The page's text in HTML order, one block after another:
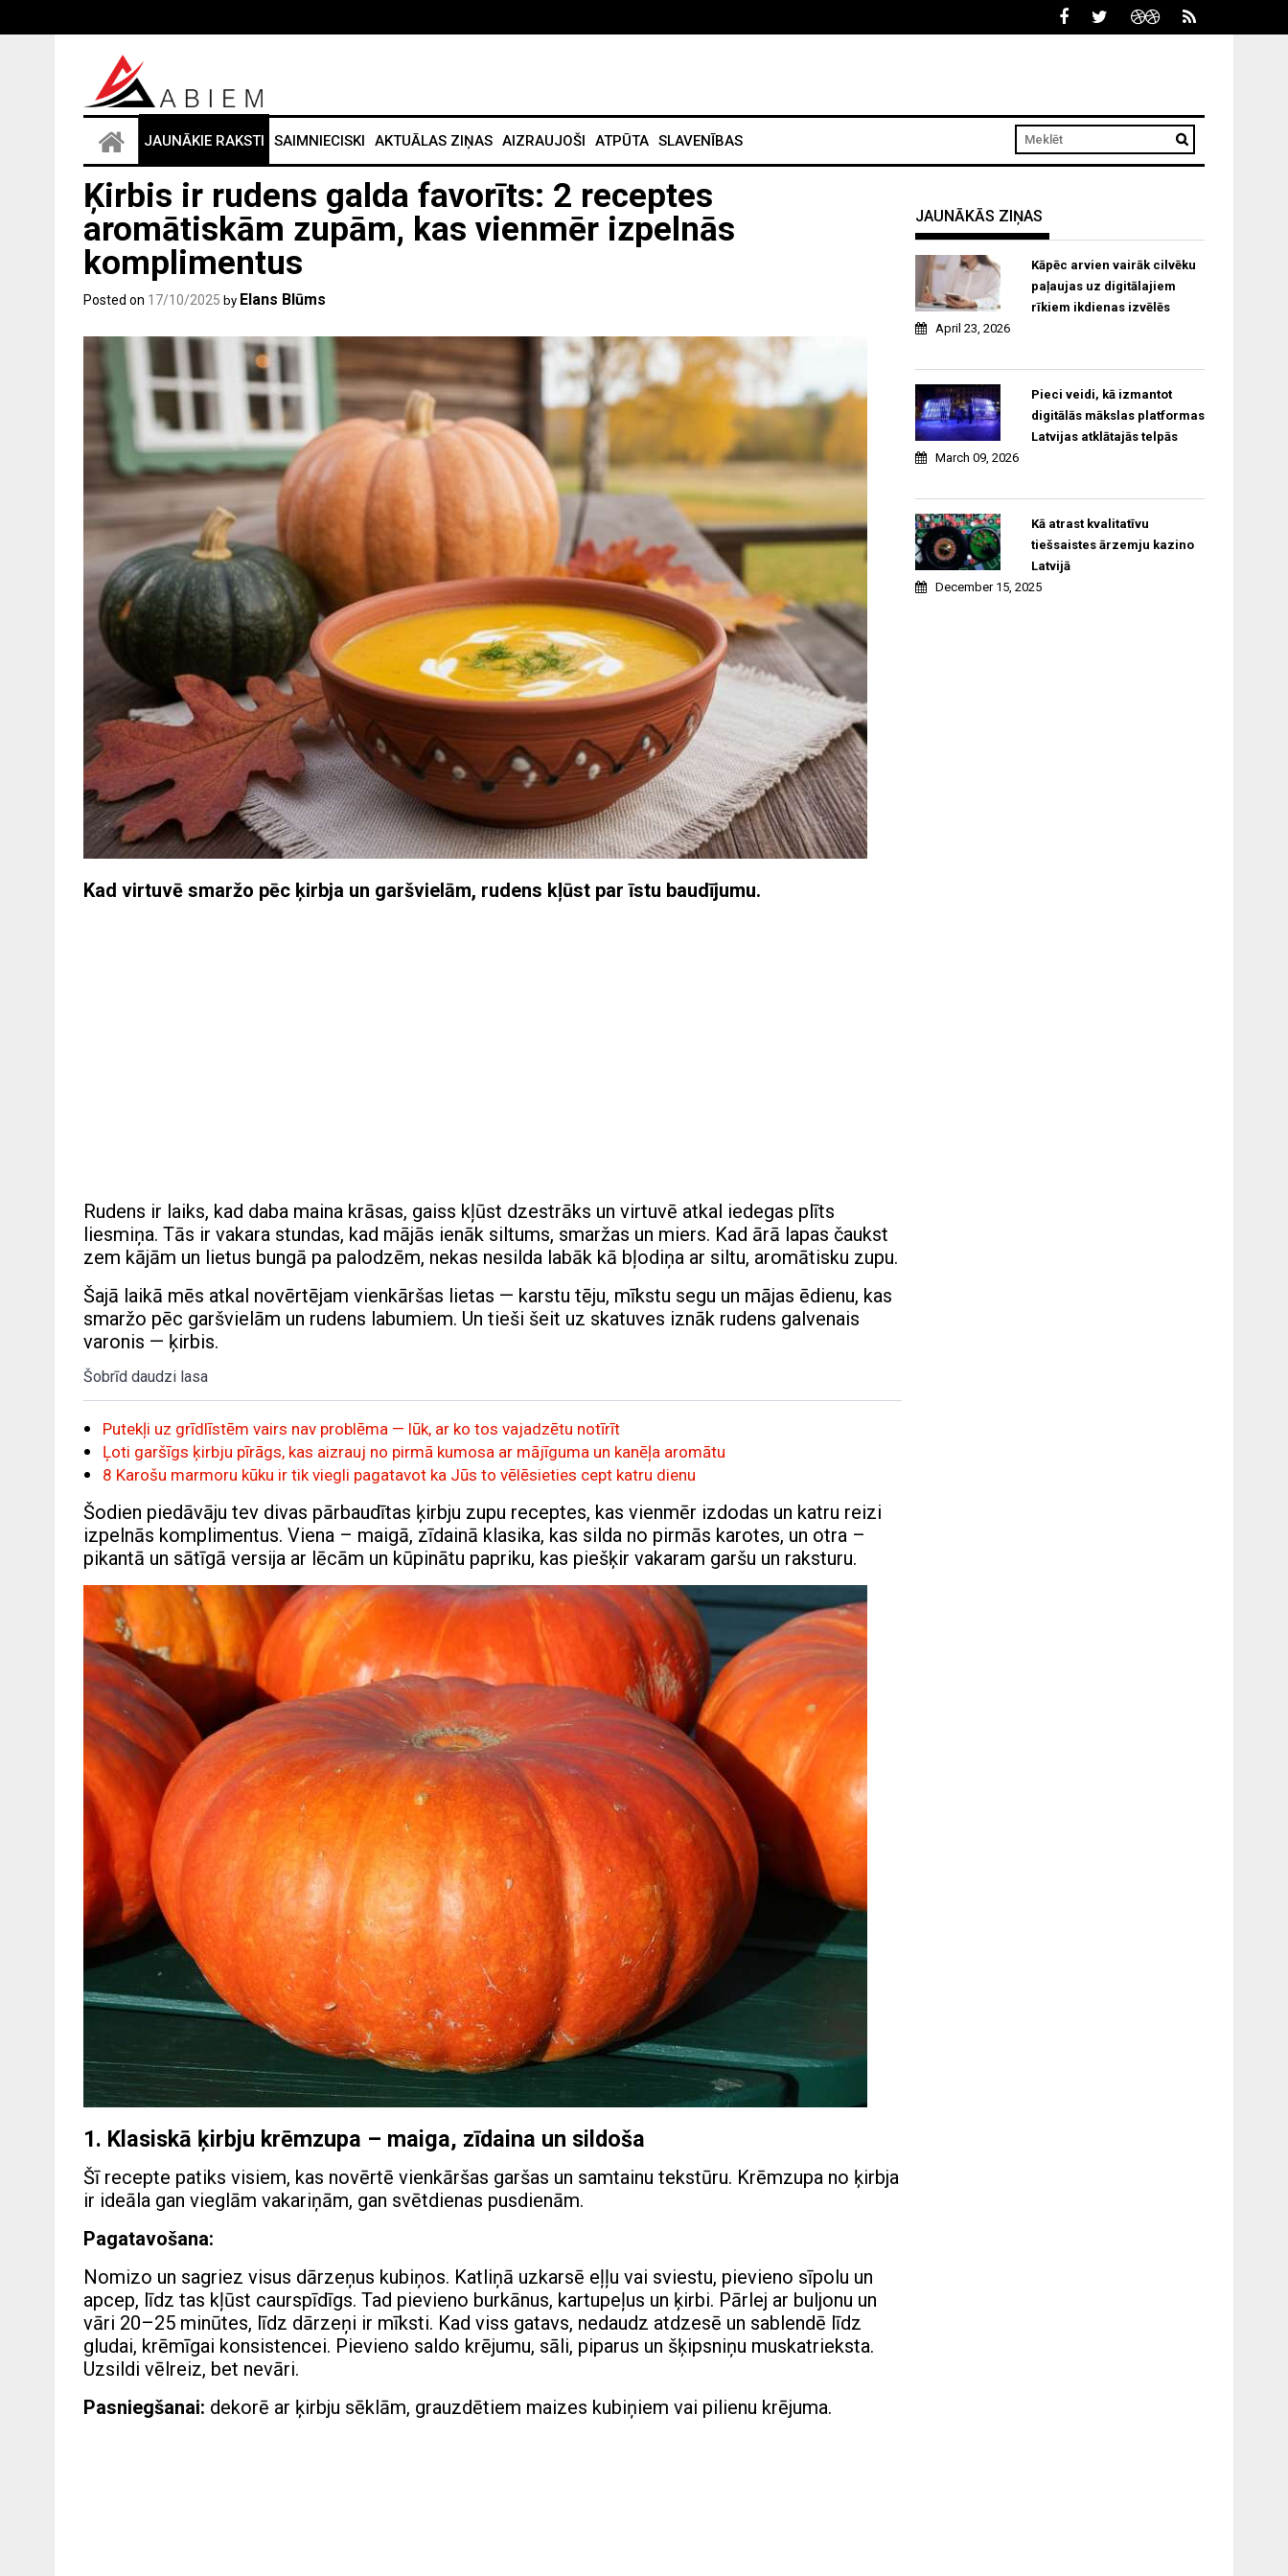
JAUNĀKIE RAKSTI SAIMNIECISKI AKTUĀLAS ZIŅAS AIZRAUJOŠI ATPŪTA SLAVENĪBAS
Ķirbis ir rudens galda favorīts: 2 receptes
aromātiskām zupām, kas vienmēr izpelnās
komplimentus
Posted on 17/10/2025 by Elans Blūms
Kad virtuvē smaržo pēc ķirbja un garšvielām, rudens kļūst par īstu baudījumu.
Rudens ir laiks, kad daba maina krāsas, gaiss kļūst dzestrāks un virtuvē atkal iedegas plīts
liesmiņa. Tās ir vakara stundas, kad mājās ienāk siltums, smaržas un miers. Kad ārā lapas čaukst
zem kājām un lietus bungā pa palodzēm, nekas nesilda labāk kā bļodiņa ar siltu, aromātisku zupu.
Šajā laikā mēs atkal novērtējam vienkāršas lietas — karstu tēju, mīkstu segu un mājas ēdienu, kas
smaržo pēc garšvielām un rudens labumiem. Un tieši šeit uz skatuves iznāk rudens galvenais
varonis — ķirbis.
Šobrīd daudzi lasa
Putekļi uz grīdlīstēm vairs nav problēma — lūk, ar ko tos vajadzētu notīrīt
Ļoti garšīgs ķirbju pīrāgs, kas aizrauj no pirmā kumosa ar mājīguma un kanēļa aromātu
8 Karošu marmoru kūku ir tik viegli pagatavot ka Jūs to vēlēsieties cept katru dienu
Šodien piedāvāju tev divas pārbaudītas ķirbju zupu receptes, kas vienmēr izdodas un katru reizi
izpelnās komplimentus. Viena – maigā, zīdainā klasika, kas silda no pirmās karotes, un otra –
pikantā un sātīgā versija ar lēcām un kūpinātu papriku, kas piešķir vakaram garšu un raksturu.
1. Klasiskā ķirbju krēmzupa – maiga, zīdaina un sildoša
Šī recepte patiks visiem, kas novērtē vienkāršas garšas un samtainu tekstūru. Krēmzupa no ķirbja
ir ideāla gan vieglām vakariņām, gan svētdienas pusdienām.
Pagatavošana:
Nomizo un sagriez visus dārzeņus kubiņos. Katliņā uzkarsē eļļu vai sviestu, pievieno sīpolu un
apcep, līdz tas kļūst caurspīdīgs. Tad pievieno burkānus, kartupeļus un ķirbi. Pārlej ar buljonu un
vāri 20–25 minūtes, līdz dārzeņi ir mīksti. Kad viss gatavs, nedaudz atdzesē un sablendē līdz
gludai, krēmīgai konsistencei. Pievieno saldo krējumu, sāli, piparus un šķipsniņu muskatrieksta.
Uzsildi vēlreiz, bet nevāri.
Pasniegšanai: dekorē ar ķirbju sēklām, grauzdētiem maizes kubiņiem vai pilienu krējuma.
JAUNĀKĀS ZIŅAS
Kāpēc arvien vairāk cilvēku
paļaujas uz digitālajiem
rīkiem ikdienas izvēlēs
April 23, 2026
Pieci veidi, kā izmantot
digitālās mākslas platformas
Latvijas atklātajās telpās
March 09, 2026
Kā atrast kvalitatīvu
tiešsaistes ārzemju kazino
Latvijā
December 15, 2025